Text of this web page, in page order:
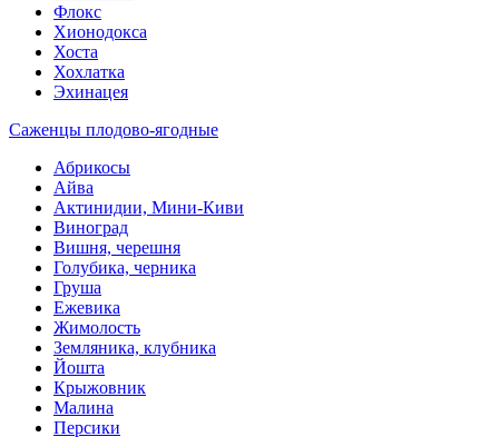
Флокс
Хионодокса
Хоста
Хохлатка
Эхинацея
Саженцы плодово-ягодные
Абрикосы
Айва
Актинидии, Мини-Киви
Виноград
Вишня, черешня
Голубика, черника
Груша
Ежевика
Жимолость
Земляника, клубника
Йошта
Крыжовник
Малина
Персики